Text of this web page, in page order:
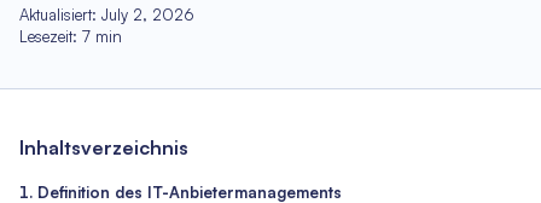
Aktualisiert: July 2, 2026
Lesezeit: 7 min
Inhaltsverzeichnis
Definition des IT-Anbietermanagements